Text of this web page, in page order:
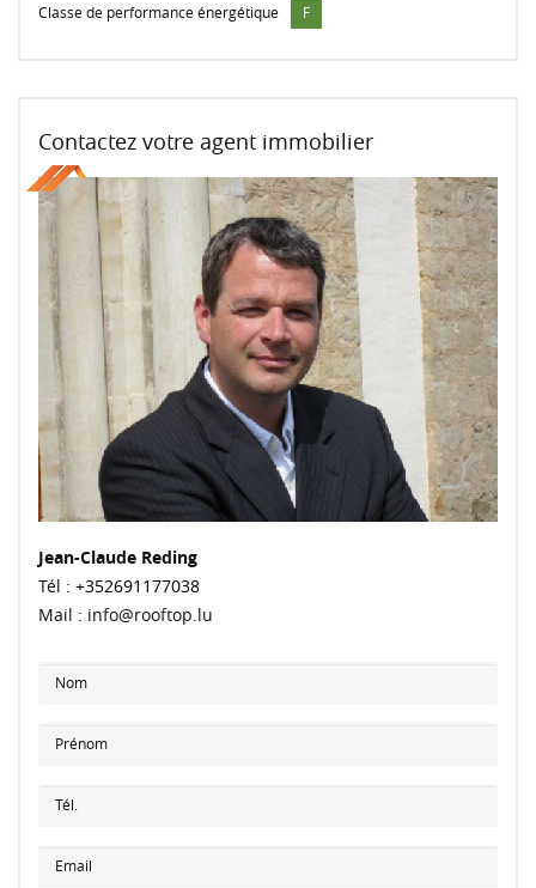
Classe de performance énergétique F
Contactez votre agent immobilier
Jean-Claude Reding
Tél : +352691177038
Mail : info@rooftop.lu